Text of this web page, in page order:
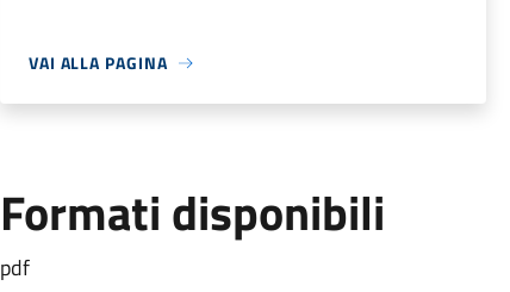
VAI ALLA PAGINA
Formati disponibili
pdf